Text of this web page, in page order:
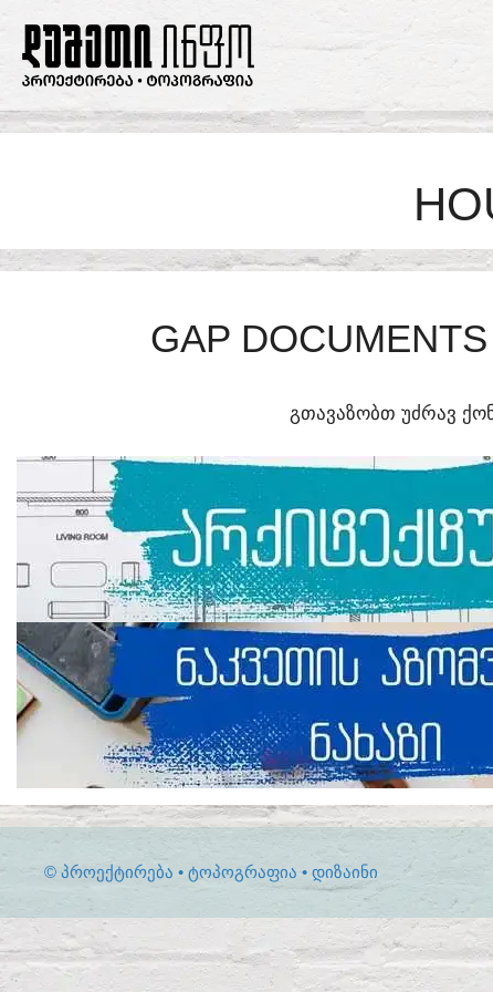
CONTENT
GAP
ᲒᲗᲐᲕᲐᲖᲝᲑᲗ ᲣᲫᲠᲐᲕ
© ᲞᲠᲝᲔᲥᲢᲘᲠᲔᲑᲐ • ᲢᲝᲞᲝᲒᲠᲐᲤᲘᲐ • ᲓᲘᲖᲐᲘᲜᲘ